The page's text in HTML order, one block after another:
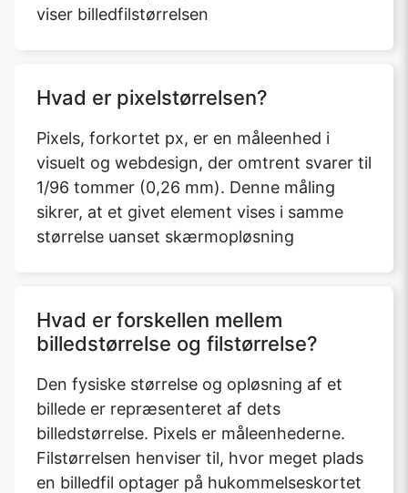
viser billedfilstørrelsen
Hvad er pixelstørrelsen?
Pixels, forkortet px, er en måleenhed i
visuelt og webdesign, der omtrent svarer til
1/96 tommer (0,26 mm). Denne måling
sikrer, at et givet element vises i samme
størrelse uanset skærmopløsning
Hvad er forskellen mellem
billedstørrelse og filstørrelse?
Den fysiske størrelse og opløsning af et
billede er repræsenteret af dets
billedstørrelse. Pixels er måleenhederne.
Filstørrelsen henviser til, hvor meget plads
en billedfil optager på hukommelseskortet